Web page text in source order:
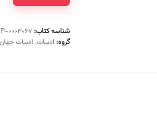
شناسه کتاب:0003067
گروه: ادبیات, ادبیات جهان